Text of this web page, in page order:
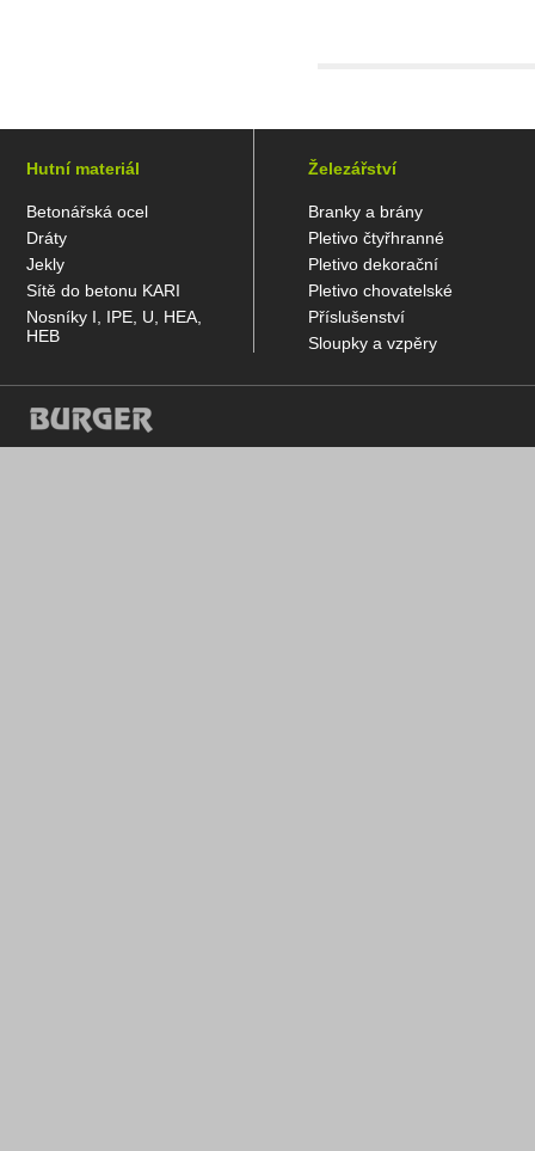
Hutní materiál
Betonářská ocel
Dráty
Jekly
Sítě do betonu KARI
Nosníky I, IPE, U, HEA,
HEB
Železářství
Branky a brány
Pletivo čtyřhranné
Pletivo dekorační
Pletivo chovatelské
Příslušenství
Sloupky a vzpěry